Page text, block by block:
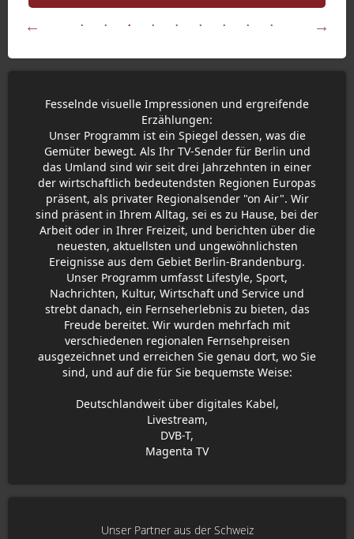
Fesselnde visuelle Impressionen und ergreifende
Erzählungen:
Unser Programm ist ein Spiegel dessen, was die
Gemüter bewegt. Als Ihr TV-Sender für Berlin und
das Umland sind wir seit drei Jahrzehnten in einer
der wirtschaftlich bedeutendsten Regionen Europas
präsent, als privater Regionalsender "on Air". Wir
sind präsent in Ihrem Alltag, sei es zu Hause, bei der
Arbeit oder in Ihrer Freizeit, und berichten über die
neuesten, aktuellsten und ungewöhnlichsten
Ereignisse aus dem Gebiet Berlin-Brandenburg.
Unser Programm umfasst Lifestyle, Sport,
Nachrichten, Kultur, Wirtschaft und Service und
strebt danach, ein Fernseherlebnis zu bieten, das
Freude bereitet. Wir wurden mehrfach mit
verschiedenen regionalen Fernsehpreisen
ausgezeichnet und erreichen Sie genau dort, wo Sie
sind, und auf die für Sie bequemste Weise:
Deutschlandweit über digitales Kabel,
Livestream,
DVB-T,
Magenta TV
Unser Partner aus der Schweiz